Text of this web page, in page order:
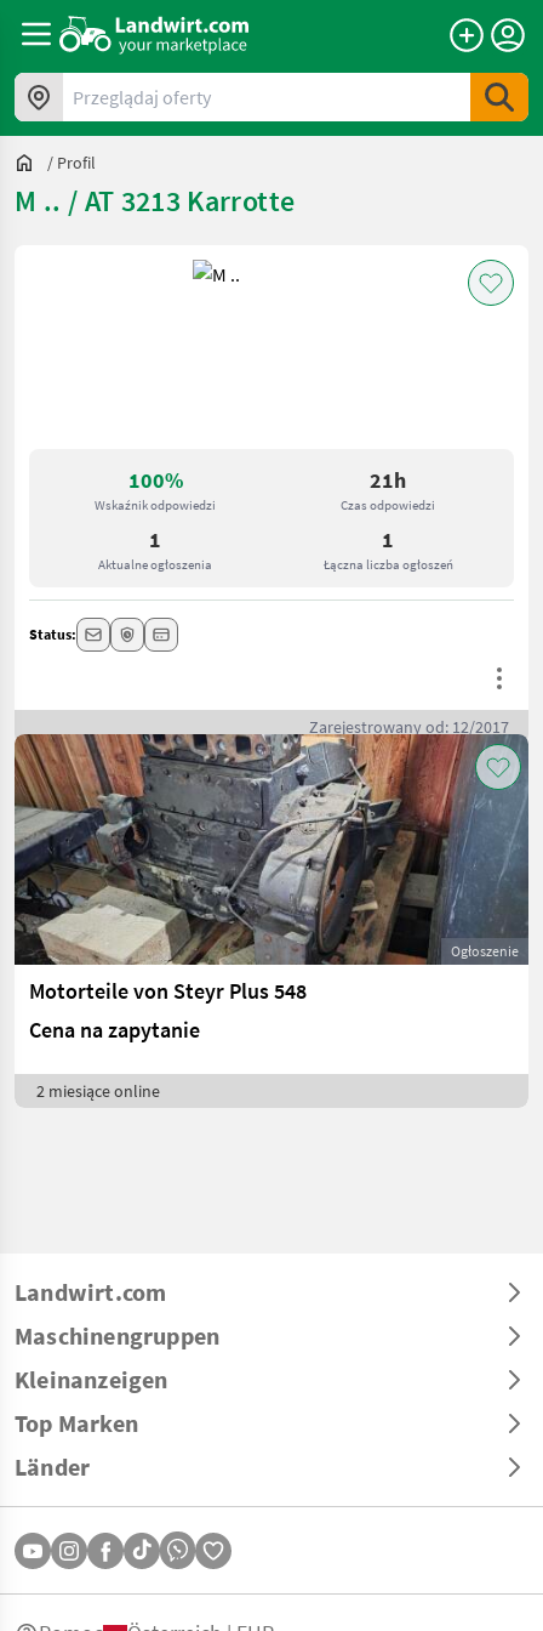
Przeglądaj oferty
/ Profil
M .. / AT 3213 Karrotte
100%
Wskaźnik odpowiedzi
21h
Czas odpowiedzi
1
Aktualne ogłoszenia
1
Łączna liczba ogłoszeń
Status:
Zarejestrowany od: 12/2017
Ogłoszenie
Motorteile von Steyr Plus 548
Cena na zapytanie
2 miesiące online
Landwirt.com
Maschinengruppen
Kleinanzeigen
Top Marken
Länder